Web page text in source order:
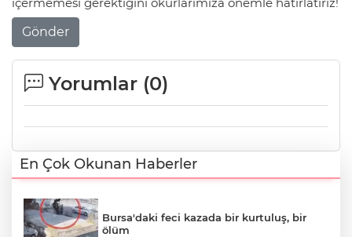
Gönder
Yorumlar (0)
En Çok Okunan Haberler
Bursa'daki feci kazada bir kurtuluş, bir
ölüm